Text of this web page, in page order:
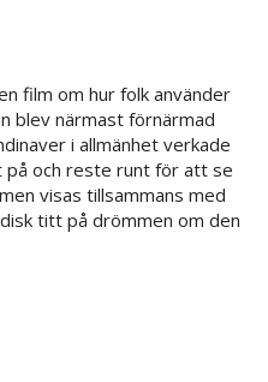
film om hur folk använder
blev närmast förnärmad
i allmänhet verkade
på och reste runt för att se
visas tillsammans med
titt på drömmen om den